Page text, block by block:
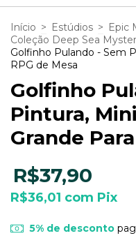
Início > Estúdios > Epic
Coleção Deep Sea
Golfinho Pulando - Sem
RPG de Mesa
Golfinho
Pintura,
Grande
R$37,90
R$36,01 com Pix
5% de desconto